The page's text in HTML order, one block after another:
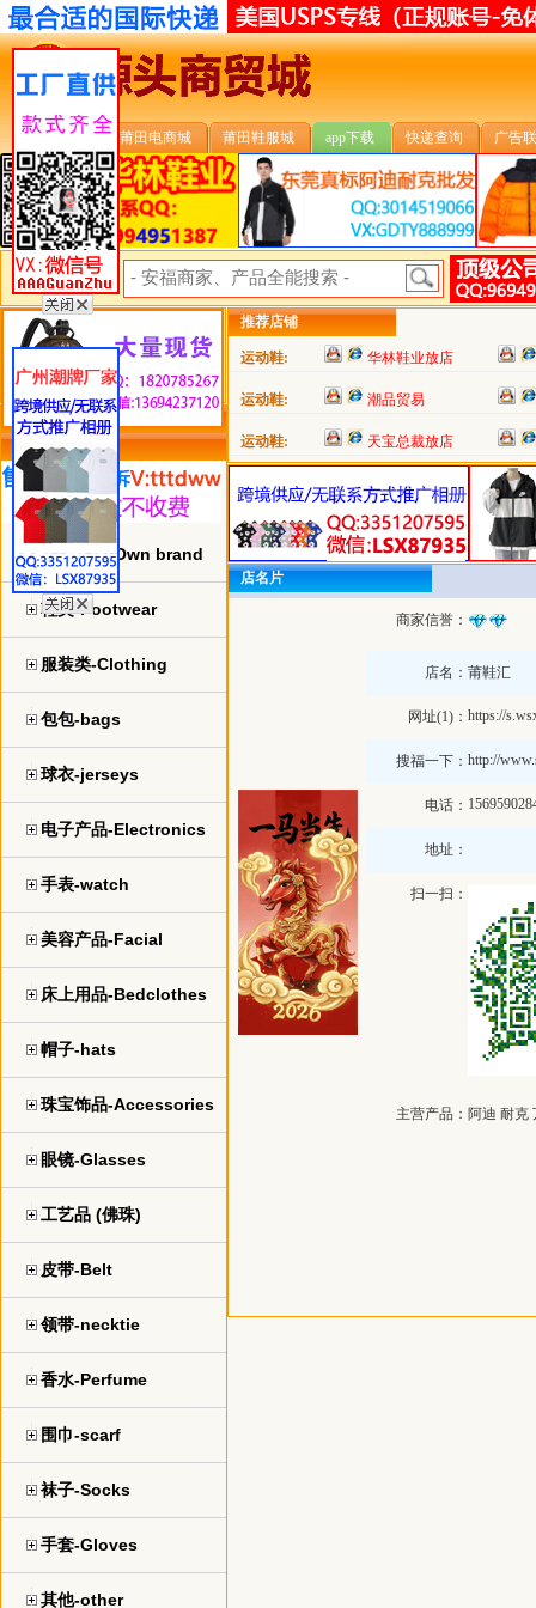
安福首页 莆田电商城 莆田鞋服城 app下载 快递查询 广告
安福搜索:
类目详细分类
自主品牌-Own brand
鞋类-Footwear
服装类-Clothing
包包-bags
球衣-jerseys
电子产品-Electronics
手表-watch
美容产品-Facial
床上用品-Bedclothes
帽子-hats
珠宝饰品-Accessories
眼镜-Glasses
工艺品 (佛珠)
皮带-Belt
领带-necktie
香水-Perfume
围巾-scarf
袜子-Socks
手套-Gloves
其他-other
推荐店铺
运动鞋: 华林鞋业放店
运动鞋: 潮品贸易
运动鞋: 天宝总裁放店
店名片
商家信誉：
店名： 莆鞋汇
网址(1)： https://
搜福一下： http://
电话：
地址：
扫一扫：
主营产品： 阿迪 耐克